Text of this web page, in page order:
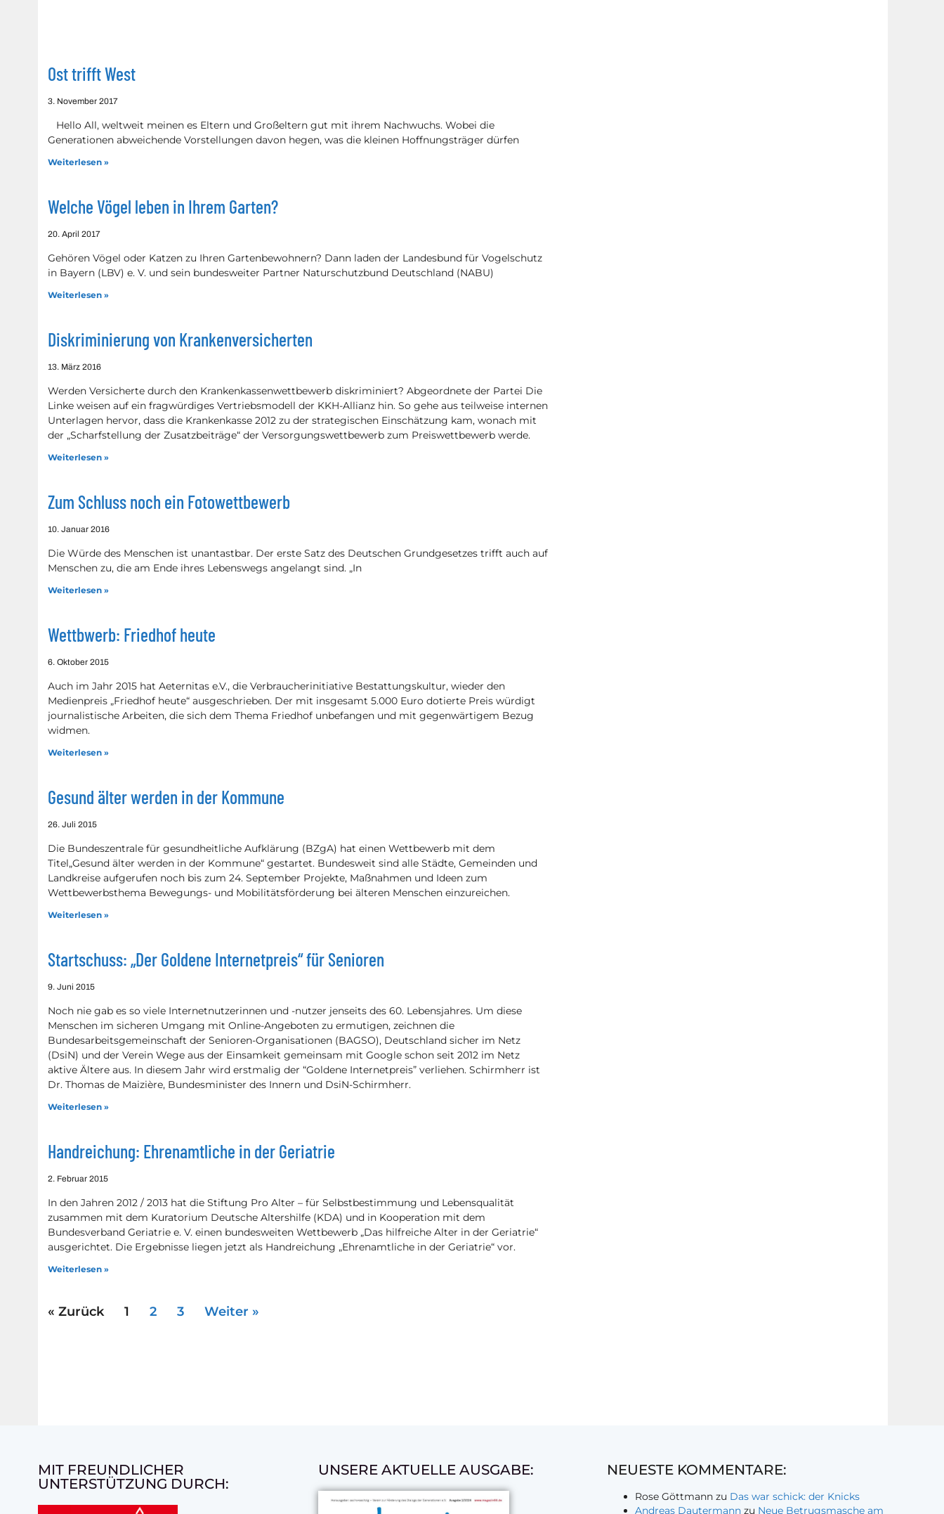
Ost trifft West
3. November 2017
Hello All, weltweit meinen es Eltern und Großeltern gut mit ihrem Nachwuchs. Wobei die
Generationen abweichende Vorstellungen davon hegen, was die kleinen Hoffnungsträger dürfen
Weiterlesen »
Welche Vögel leben in Ihrem Garten?
20. April 2017
Gehören Vögel oder Katzen zu Ihren Gartenbewohnern? Dann laden der Landesbund für Vogelschutz
in Bayern (LBV) e. V. und sein bundesweiter Partner Naturschutzbund Deutschland (NABU)
Weiterlesen »
Diskriminierung von Krankenversicherten
13. März 2016
Werden Versicherte durch den Krankenkassenwettbewerb diskriminiert? Abgeordnete der Partei Die
Linke weisen auf ein fragwürdiges Vertriebsmodell der KKH-Allianz hin. So gehe aus teilweise internen
Unterlagen hervor, dass die Krankenkasse 2012 zu der strategischen Einschätzung kam, wonach mit
der „Scharfstellung der Zusatzbeiträge“ der Versorgungswettbewerb zum Preiswettbewerb werde.
Weiterlesen »
Zum Schluss noch ein Fotowettbewerb
10. Januar 2016
Die Würde des Menschen ist unantastbar. Der erste Satz des Deutschen Grundgesetzes trifft auch auf
Menschen zu, die am Ende ihres Lebenswegs angelangt sind. „In
Weiterlesen »
Wettbwerb: Friedhof heute
6. Oktober 2015
Auch im Jahr 2015 hat Aeternitas e.V., die Verbraucherinitiative Bestattungskultur, wieder den
Medienpreis „Friedhof heute“ ausgeschrieben. Der mit insgesamt 5.000 Euro dotierte Preis würdigt
journalistische Arbeiten, die sich dem Thema Friedhof unbefangen und mit gegenwärtigem Bezug
widmen.
Weiterlesen »
Gesund älter werden in der Kommune
26. Juli 2015
Die Bundeszentrale für gesundheitliche Aufklärung (BZgA) hat einen Wettbewerb mit dem
Titel„Gesund älter werden in der Kommune“ gestartet. Bundesweit sind alle Städte, Gemeinden und
Landkreise aufgerufen noch bis zum 24. September Projekte, Maßnahmen und Ideen zum
Wettbewerbsthema Bewegungs- und Mobilitätsförderung bei älteren Menschen einzureichen.
Weiterlesen »
Startschuss: „Der Goldene Internetpreis“ für Senioren
9. Juni 2015
Noch nie gab es so viele Internetnutzerinnen und -nutzer jenseits des 60. Lebensjahres. Um diese
Menschen im sicheren Umgang mit Online-Angeboten zu ermutigen, zeichnen die
Bundesarbeitsgemeinschaft der Senioren-Organisationen (BAGSO), Deutschland sicher im Netz
(DsiN) und der Verein Wege aus der Einsamkeit gemeinsam mit Google schon seit 2012 im Netz
aktive Ältere aus. In diesem Jahr wird erstmalig der “Goldene Internetpreis” verliehen. Schirmherr ist
Dr. Thomas de Maizière, Bundesminister des Innern und DsiN-Schirmherr.
Weiterlesen »
Handreichung: Ehrenamtliche in der Geriatrie
2. Februar 2015
In den Jahren 2012 / 2013 hat die Stiftung Pro Alter – für Selbstbestimmung und Lebensqualität
zusammen mit dem Kuratorium Deutsche Altershilfe (KDA) und in Kooperation mit dem
Bundesverband Geriatrie e. V. einen bundesweiten Wettbewerb „Das hilfreiche Alter in der Geriatrie“
ausgerichtet. Die Ergebnisse liegen jetzt als Handreichung „Ehrenamtliche in der Geriatrie“ vor.
Weiterlesen »
« Zurück 1 2 3 Weiter »
MIT FREUNDLICHER
UNTERSTÜTZUNG DURCH:
UNSERE AKTUELLE AUSGABE: NEUESTE KOMMENTARE:
Rose Göttmann zu Das war schick: der Knicks
Andreas Dautermann zu Neue Betrugsmasche am